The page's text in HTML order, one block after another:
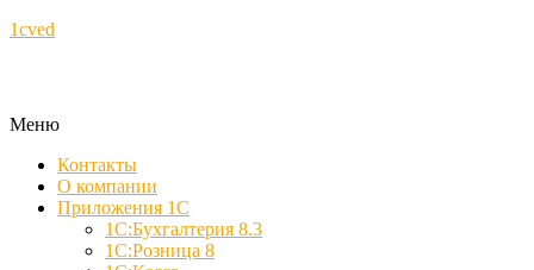
1cved
Меню
Контакты
О компании
Приложения 1С
1С:Бухгалтерия 8.3
1С:Розница 8